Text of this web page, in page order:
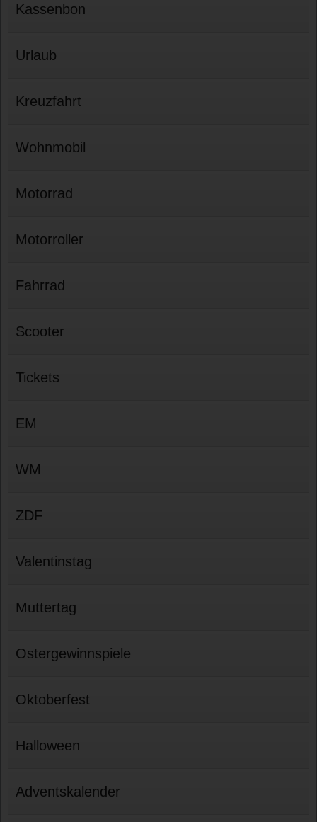
Kassenbon
Urlaub
Kreuzfahrt
Wohnmobil
Motorrad
Motorroller
Fahrrad
Scooter
Tickets
EM
WM
ZDF
Valentinstag
Muttertag
Ostergewinnspiele
Oktoberfest
Halloween
Adventskalender